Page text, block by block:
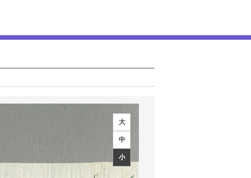
大
中
小